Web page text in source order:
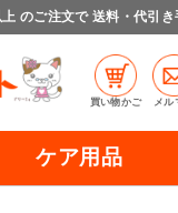
のご注文で 送料・代引き
買い物かご メル
ケア用品